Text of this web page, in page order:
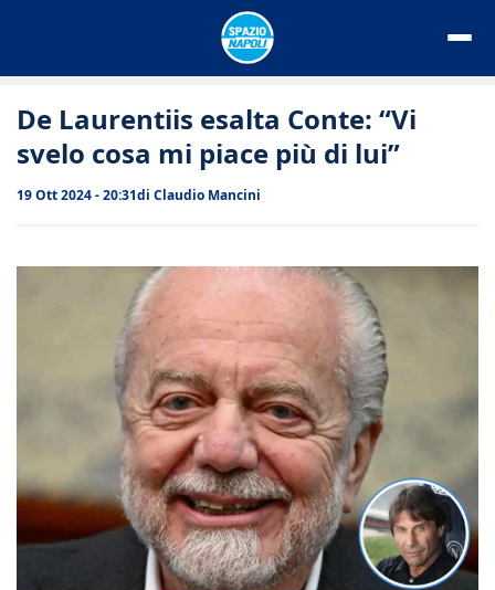
De Laurentiis esalta Conte: “Vi
svelo cosa mi piace più di lui”
19 Ott 2024 - 20:31di Claudio Mancini